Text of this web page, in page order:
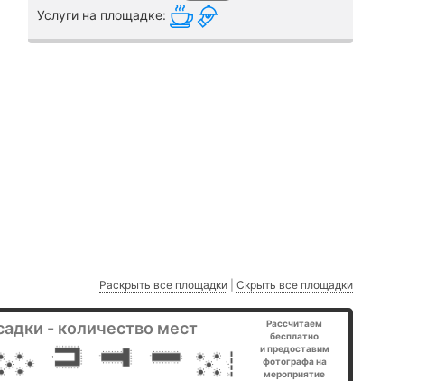
Услуги на площадке:
Раскрыть все площадки Скрыть все площадки
- количество мест
Рассчитаем
бесплатно
и предоставим
фотографа на
мероприятие